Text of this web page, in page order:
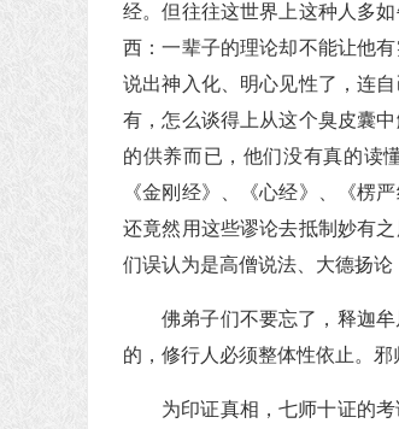
经。但往往这世界上这种人多
西：一辈子的理论却不能让他
说出神入化、明心见性了，连
有，怎么谈得上从这个臭皮囊
的供养而已，他们没有真的读
《金刚经》、《心经》、《楞
还竟然用这些谬论去抵制妙有
们误认为是高僧说法、大德扬论
佛弟子们不要忘了，释迦
的，修行人必须整体性依止。
为印证真相，七师十证的